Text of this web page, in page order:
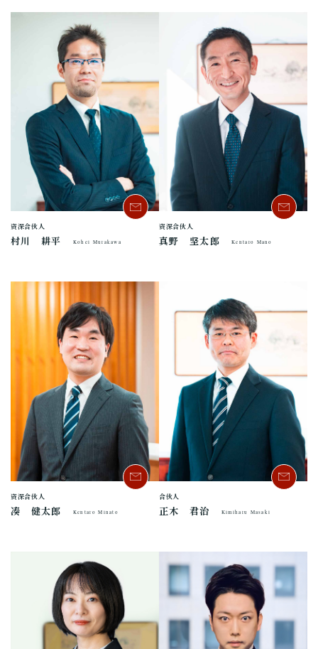
资深合伙人
村川 耕平 Kohei Murakawa
资深合伙人
真野 坚太郎 Kentaro Mano
资深合伙人
凑 健太郎 Kentaro Minato
合伙人
正木 君治 Kimiharu Masaki